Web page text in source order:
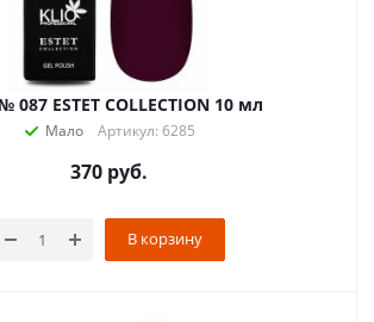
087 ESTET COLLECTION 10 мл
Мало Артикул: 6285
370руб.
В корзину